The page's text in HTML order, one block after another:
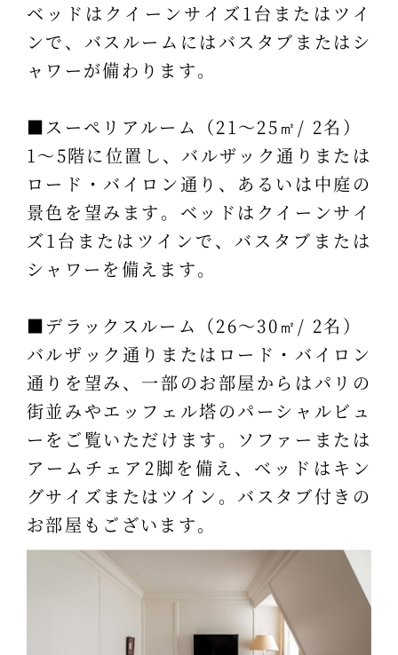
ベッドはクイーンサイズ1台またはツイ
ンで、バスルームにはバスタブまたはシ
ャワーが備わります。
■スーペリアルーム（21～25㎡/ 2名）
1～5階に位置し、バルザック通りまたは
ロード・バイロン通り、あるいは中庭の
景色を望みます。ベッドはクイーンサイ
ズ1台またはツインで、バスタブまたは
シャワーを備えます。
■デラックスルーム（26～30㎡/ 2名）
バルザック通りまたはロード・バイロン
通りを望み、一部のお部屋からはパリの
街並みやエッフェル塔のパーシャルビュ
ーをご覧いただけます。ソファーまたは
アームチェア2脚を備え、ベッドはキン
グサイズまたはツイン。バスタブ付きの
お部屋もございます。